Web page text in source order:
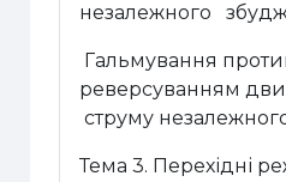
незалежного
Гальмування
реверсуванням
струму
Тема 3. Перехідні